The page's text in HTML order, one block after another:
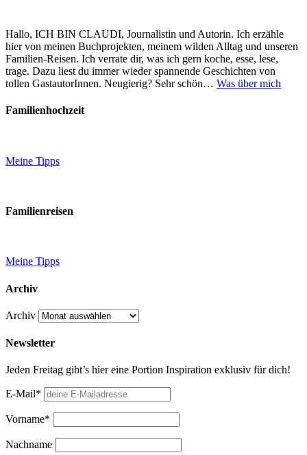
Hallo, ICH BIN CLAUDI, Journalistin und Autorin. Ich erzähle
hier von meinen Buchprojekten, meinem wilden Alltag und unseren
Familien-Reisen. Ich verrate dir, was ich gern koche, esse, lese,
trage. Dazu liest du immer wieder spannende Geschichten von
tollen GastautorInnen. Neugierig? Sehr schön… Was über mich
Familienhochzeit
Meine Tipps
Familienreisen
Meine Tipps
Archiv
Archiv
Newsletter
Jeden Freitag gibt’s hier eine Portion Inspiration exklusiv für dich!
E-Mail*
Vorname*
Nachname